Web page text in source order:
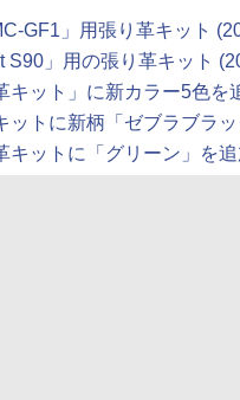
GF1」用張り革キット
」用の張り革キット
ット」に新カラー5色を
トに新柄「ゼブラブラ
ットに「グリーン」を